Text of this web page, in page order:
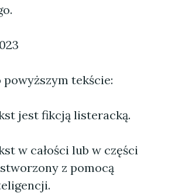
tekście:
jest fikcją listeracką.
w całości lub w części
z pomocą